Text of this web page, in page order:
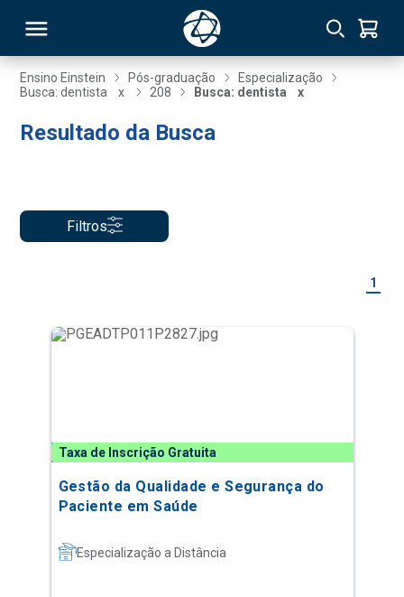
Ensino Einstein Pós-graduação
Especialização
Busca: dentista
x 208 Busca: dentista x
Resultado da Busca
Filtros
1
Taxa de Inscrição Gratuita
Gestão da Qualidade e Segurança do
Paciente em Saúde
Especialização a Distância